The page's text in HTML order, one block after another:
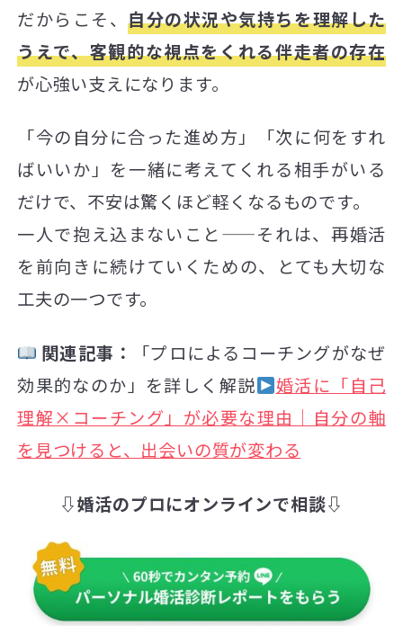
だからこそ、自分の状況や気持ちを理解した
うえで、客観的な視点をくれる伴走者の存在
が心強い支えになります。
「今の自分に合った進め方」「次に何をすれ
ばいいか」を一緒に考えてくれる相手がいる
だけで、不安は驚くほど軽くなるものです。
一人で抱え込まないこと——それは、再婚活
を前向きに続けていくための、とても大切な
工夫の一つです。
関連記事：
「プロによるコーチングがなぜ
効果的なのか」を詳しく解説
婚活に「自己
理解×コーチング」が必要な理由｜自分の軸
を見つけると、出会いの質が変わる
⇩婚活のプロにオンラインで相談⇩